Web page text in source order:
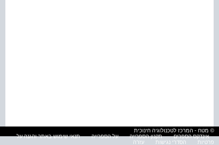
© מטח - המרכז לטכנולוגיה חינוכית
אינדקס הספרים
תקנון הספרייה על הספרייה
תנאי שימוש באתר והגנה על
פרטיות
הסדרי נגישות עזרה